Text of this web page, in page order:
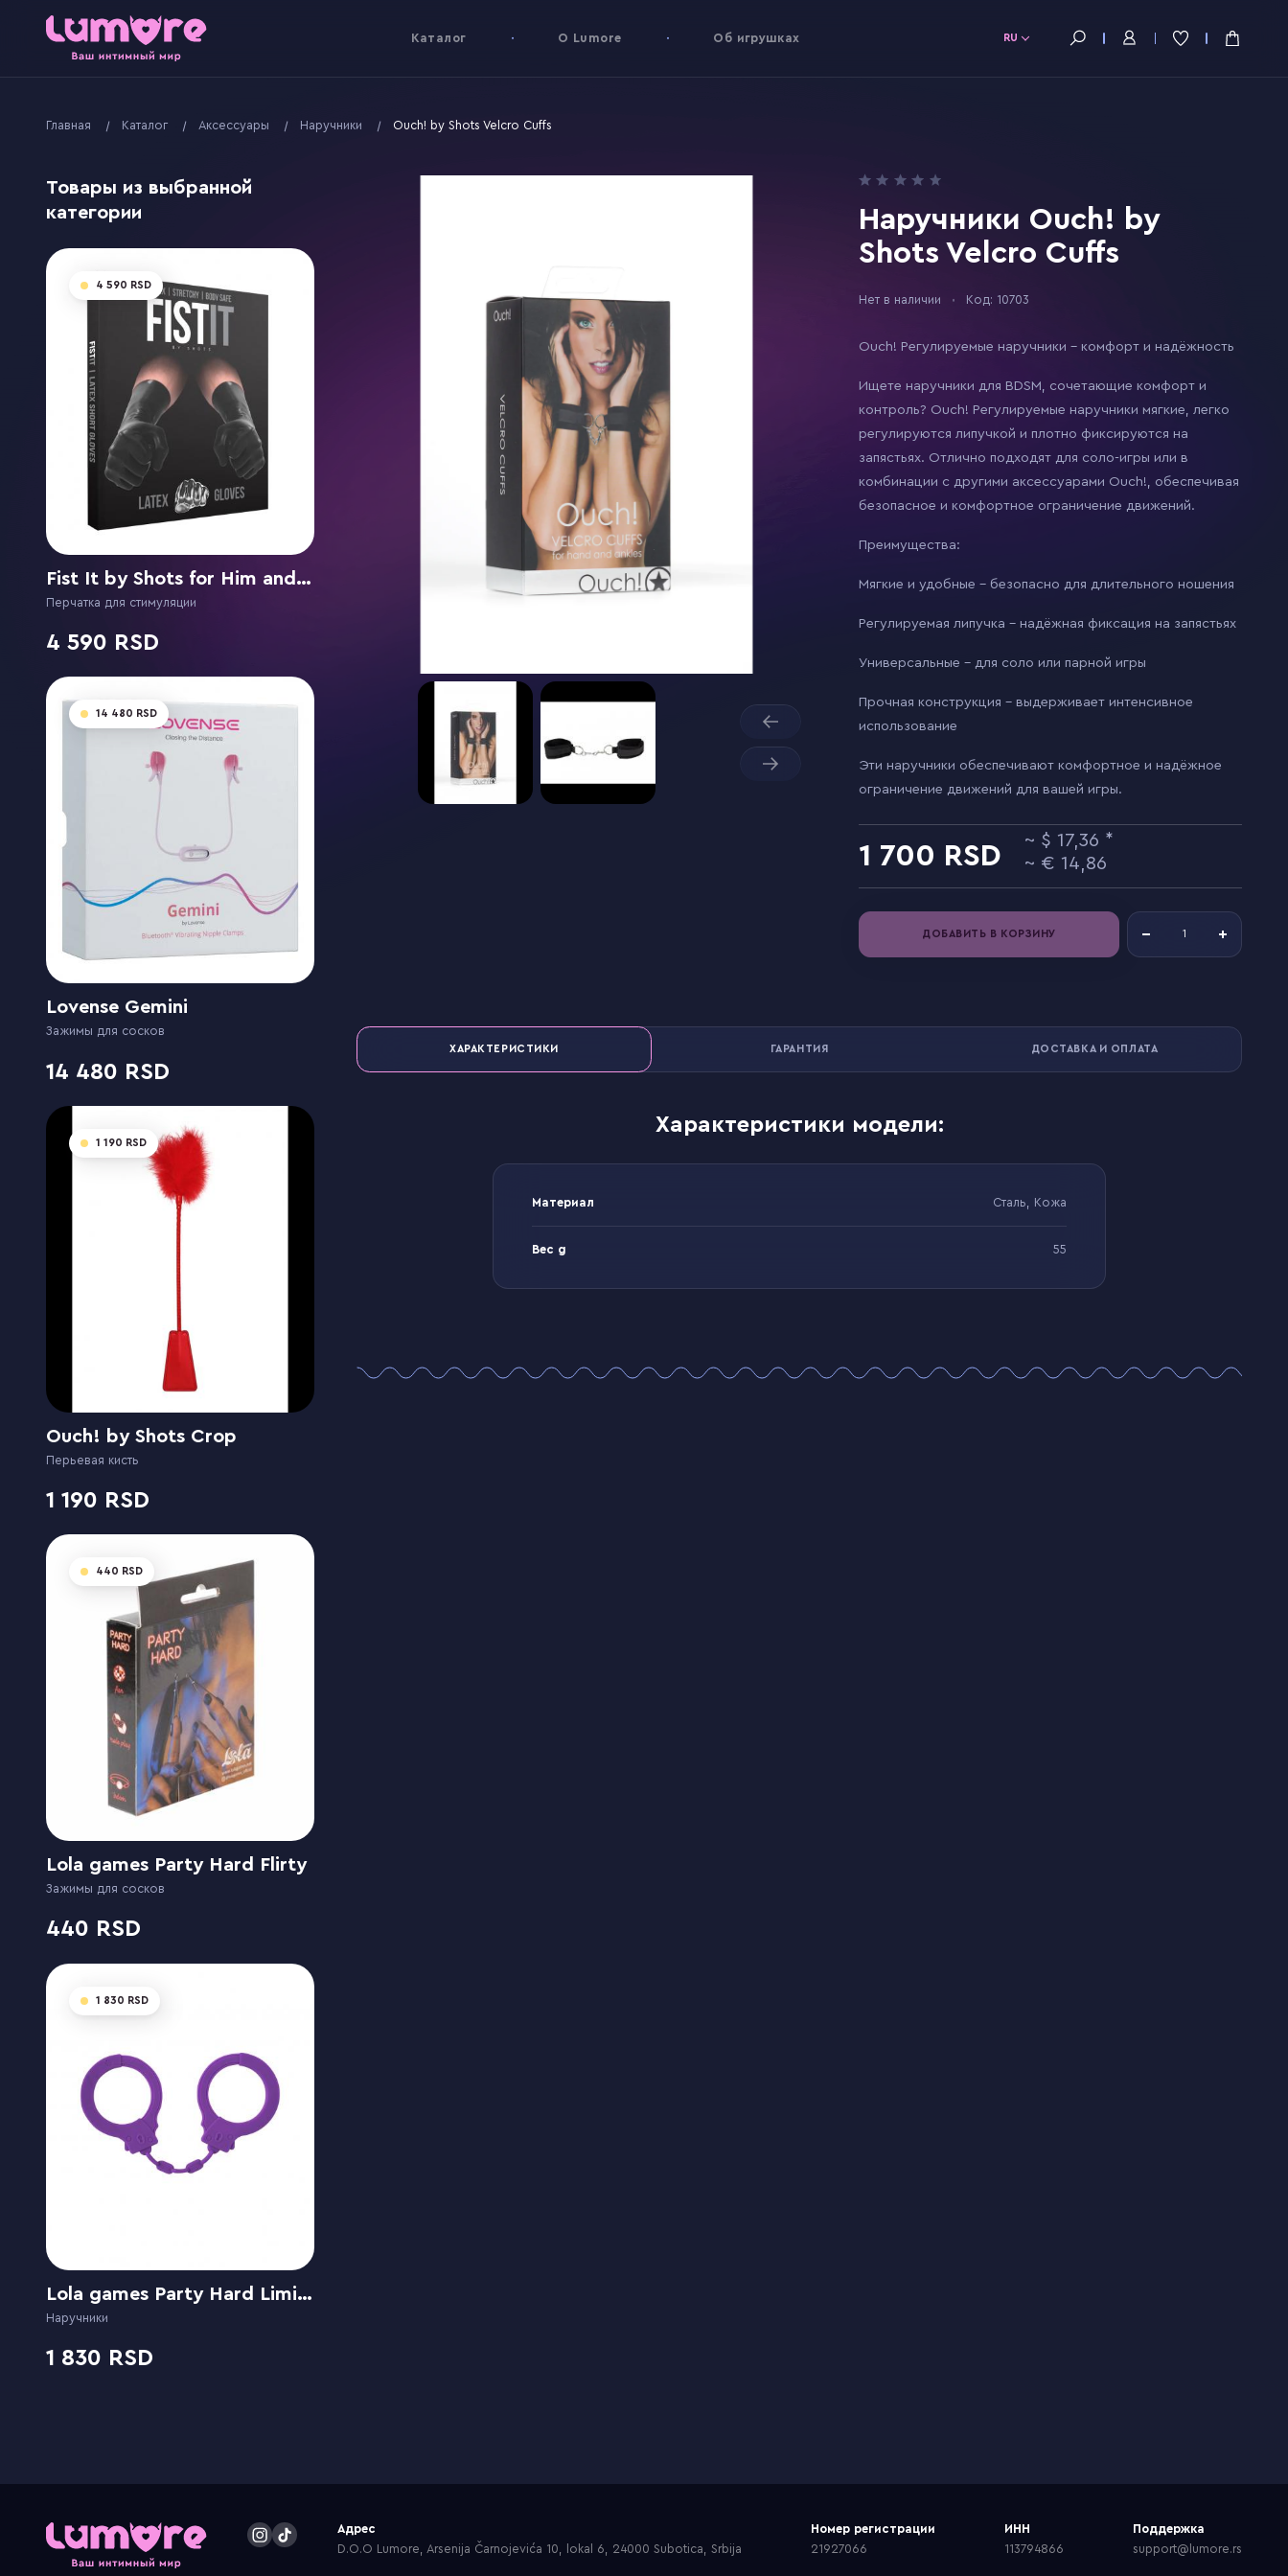
Kаталог О Lumore Об игрушках RU
Главная Kаталог Аксессуары Наручники Ouch! by Shots Velcro Cuffs
Товары из выбранной
категории
4 590
Fist It by Shots for Him and Her
Перчатка для стимуляции
4 590
14 480
Lovense Gemini
Зажимы для сосков
14 480
1 190
Ouch! by Shots Crop
Перьевая кисть
1 190
440
Lola games Party Hard Flirty
Зажимы для сосков
440
1 830
Lola games Party Hard Limitation Purple
Наручники
1 830
Наручники Ouch! by
Shots Velcro Cuffs
Нет в наличии Код: 10703
Оuch! Регулируемые наручники – комфорт и надёжность
Ищете наручники для BDSM, сочетающие комфорт и
контроль? Ouch! Регулируемые наручники мягкие, легко
регулируются липучкой и плотно фиксируются на
запястьях. Отлично подходят для соло-игры или в
комбинации с другими аксессуарами Ouch!, обеспечивая
безопасное и комфортное ограничение движений.
Преимущества:
Мягкие и удобные – безопасно для длительного ношения
Регулируемая липучка – надёжная фиксация на запястьях
Универсальные – для соло или парной игры
Прочная конструкция – выдерживает интенсивное
использование
Эти наручники обеспечивают комфортное и надёжное
ограничение движений для вашей игры.
1 700
17,36
14,86
ДОБАВИТЬ В КОРЗИНУ
ХАРАКТЕРИСТИКИ ГАРАНТИЯ ДОСТАВКА И ОПЛАТА
Характеристики модели:
Материал Сталь, Кожа
Вес g 55
Адрес
D.O.O Lumore, Arsenija Čarnojevića 10, lokal 6, 24000 Subotica, Srbija
Номер регистрации
21927066
ИНН
113794866
Поддержка
support@lumore.rs